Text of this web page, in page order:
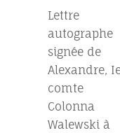
Lettre
autographe
signée de
Alexandre,
comte
Colonna
Walewski à